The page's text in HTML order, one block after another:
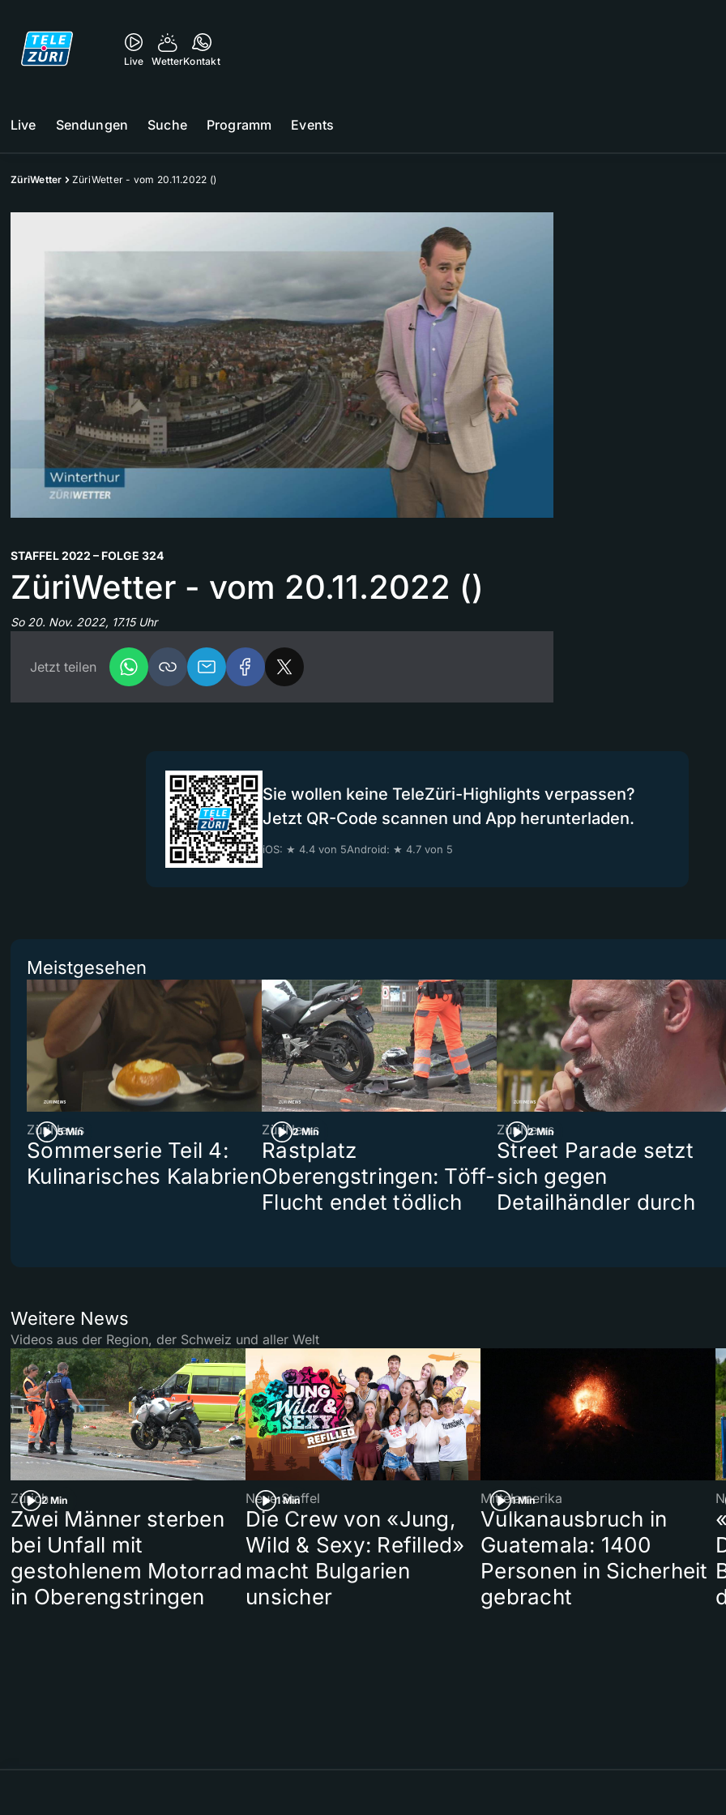
Live WetterKontakt
Live Sendungen Suche Programm Events
ZüriWetter ZüriWetter - vom 20.11.2022 ()
STAFFEL 2022 – FOLGE 324
ZüriWetter - vom 20.11.2022 ()
So 20. Nov. 2022, 17.15 Uhr
Jetzt teilen
Sie wollen keine TeleZüri-Highlights verpassen?
Jetzt QR-Code scannen und App herunterladen.
iOS: ★ 4.4 von 5Android: ★ 4.7 von 5
Meistgesehen
5 Min
ZüriNews
Sommerserie Teil 4:
Kulinarisches Kalabrien
2 Min
ZüriNews
Rastplatz
Oberengstringen: Töff-
Flucht endet tödlich
2 Min
ZüriNews
Street Parade setzt
sich gegen
Detailhändler durch
Weitere News
Videos aus der Region, der Schweiz und aller Welt
2 Min
Zürich
Zwei Männer sterben
bei Unfall mit
gestohlenem Motorrad
in Oberengstringen
1 Min
Neue Staffel
Die Crew von «Jung,
Wild & Sexy: Refilled»
macht Bulgarien
unsicher
1 Min
Mittelamerika
Vulkanausbruch in
Guatemala: 1400
Personen in Sicherheit
gebracht